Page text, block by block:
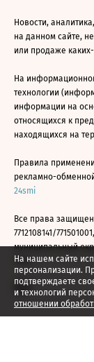
На нашем сайте
персонализации.
подтверждаете
и технологий
отношении
Новости,
на данном сайте,
или продаже
На
технологии
информации на
относящихся к
находящихся на
Правила
рекламно-
24smi
Все права
7712108141/
муниципальный
2026